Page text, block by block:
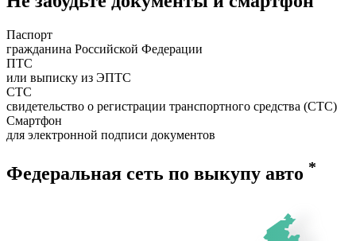
Паспорт
гражданина Российской Федерации
ПТС
или выписку из ЭПТС
СТС
свидетельство о регистрации транспортного средства (СТС)
Смартфон
для электронной подписи документов
Федеральная сеть по выкупу авто *